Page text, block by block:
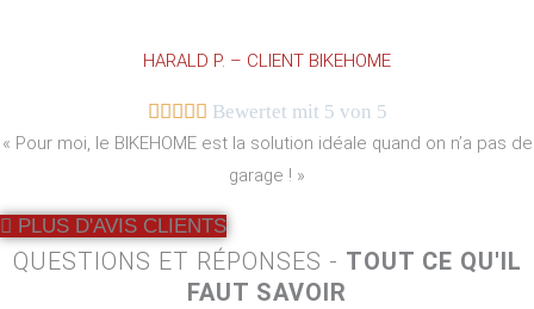
HARALD P. – CLIENT BIKEHOME
 Bewertet mit 5 von 5
« Pour moi, le BIKEHOME est la solution idéale quand on n’a pas de
garage ! »
PLUS D'AVIS CLIENTS
QUESTIONS ET RÉPONSES - TOUT CE QU'IL
FAUT SAVOIR